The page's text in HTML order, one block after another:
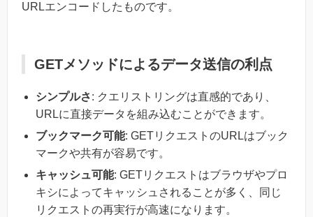
URLエンコードしたものです。
GETメソッドによるデータ送信の利点
シンプルさ: クエリストリングは直感的であり、
URLに直接データを組み込むことができます。
ブックマーク可能: GETリクエストのURLはブック
マークや共有が容易です。
キャッシュ可能: GETリクエストはブラウザやプロ
キシによってキャッシュされることが多く、同じ
リクエストの再実行が高速になります。